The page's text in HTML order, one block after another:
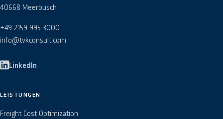
40668 Meerbusch
+49 2159 995 3000
info@tvkconsult.com
LinkedIn
LEISTUNGEN
Freight Cost Optimization